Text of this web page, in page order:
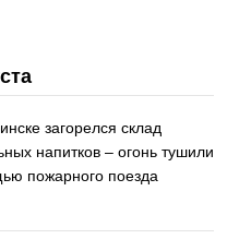
загорелся склад
напитков – огонь тушили
пожарного поезда